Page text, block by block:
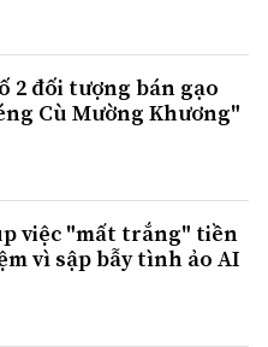
2 đối tượng bán gạo
Cù Mường Khương"
việc "mất trắng" tiền
vì sập bẫy tình ảo AI